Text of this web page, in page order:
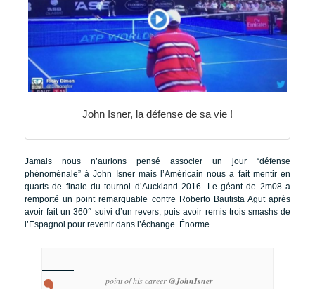
John Isner, la défense de sa vie !
Jamais nous n’aurions pensé associer un jour “défense
phénoménale” à John Isner mais l’Américain nous a fait mentir en
quarts de finale du tournoi d’Auckland 2016. Le géant de 2m08 a
remporté un point remarquable contre Roberto Bautista Agut après
avoir fait un 360° suivi d’un revers, puis avoir remis trois smashs de
l’Espagnol pour revenir dans l’échange. Énorme.
point of his career @JohnIsner